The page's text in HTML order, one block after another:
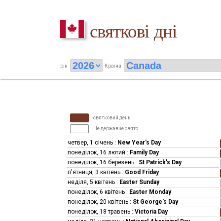
святкові дні
рік Країна
святковий день
Не державне свято
четвер, 1 січень : New Year's Day
понеділок, 16 лютий : Family Day
понеділок, 16 березень : St Patrick's Day
п'ятниця, 3 квітень : Good Friday
неділя, 5 квітень : Easter Sunday
понеділок, 6 квітень : Easter Monday
понеділок, 20 квітень : St George's Day
понеділок, 18 травень :Victoria Day